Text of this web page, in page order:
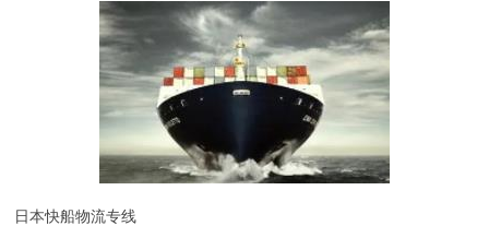
日本快船物流专线